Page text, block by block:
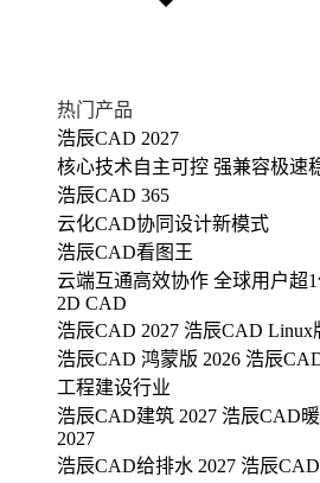
热门产品
浩辰CAD 2027
核心技术自主可控 强兼容极速
浩辰CAD 365
云化CAD协同设计新模式
浩辰CAD看图王
云端互通高效协作 全球用户超1
2D CAD
浩辰CAD 2027 浩辰CAD Linux
浩辰CAD 鸿蒙版 2026 浩辰
工程建设行业
浩辰CAD建筑 2027 浩辰CAD
2027
浩辰CAD给排水 2027 浩辰